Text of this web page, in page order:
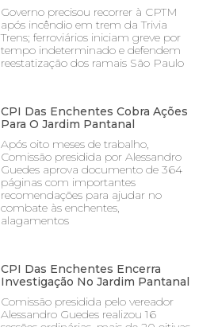
Governo precisou recorrer à CPTM
após incêndio em trem da Trivia
Trens; ferroviários iniciam greve por
tempo indeterminado e defendem
reestatização dos ramais São Paulo
CPI Das Enchentes Cobra Ações
Para O Jardim Pantanal
Após oito meses de trabalho,
Comissão presidida por Alessandro
Guedes aprova documento de 364
páginas com importantes
recomendações para ajudar no
combate às enchentes,
alagamentos
CPI Das Enchentes Encerra
Investigação No Jardim Pantanal
Comissão presidida pelo vereador
Alessandro Guedes realizou 16